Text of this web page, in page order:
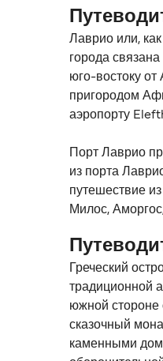
Лаврио или,
города
юго-востоку
пригородом
аэропорту
Порт Лаврио
из порта
путешествие
Милос,
Греческий
традиционной
южной стороне
сказочный
каменными